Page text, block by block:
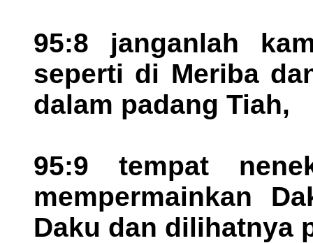
95:8 janganlah
seperti di Meriba
dalam padang Tiah,
95:9 tempat
mempermainkan
Daku dan dilihatnya